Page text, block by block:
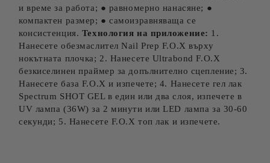
и време за работа; ● равномерно нанасяне; ●
компактен размер; ● самоизравняваща се
консистенция. Технология на приложение: 1.
Нанесете обезмаслител Nail Prep F.O.X върху
нокътната плочка; 2. Нанесете Ultrabond F.O.X
безкиселинен праймер за допълнително сцепление; 3.
Нанесете база F.O.X и изпечете; 4. Нанесете гел лак
Spectrum SHOT GEL в един или два слоя, изпечете в
UV лампа (36W) за 2 минути или LED лампа за 30-60
секунди; 5. Нанесете F.O.X топ лак и изпечете.